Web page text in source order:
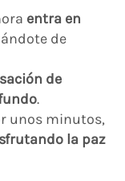
entra en
de
de
.
unos minutos,
la paz